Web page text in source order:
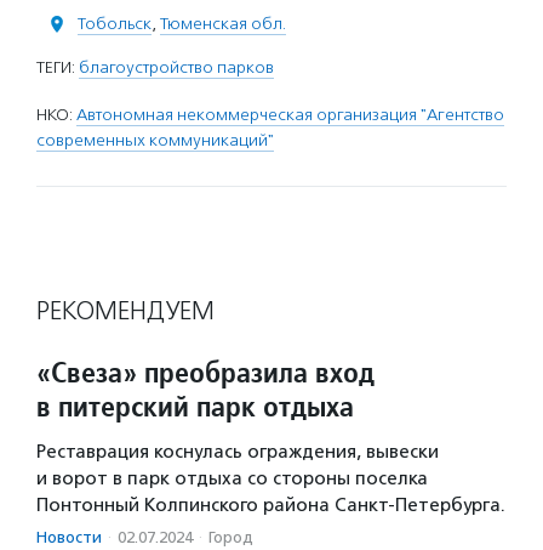
Тобольск, Тюменская обл.
ТЕГИ: благоустройство парков
НКО: Автономная некоммерческая организация "Агентство
современных коммуникаций"
РЕКОМЕНДУЕМ
«Свеза» преобразила вход
в питерский парк отдыха
Реставрация коснулась ограждения, вывески
и ворот в парк отдыха со стороны поселка
Понтонный Колпинского района Санкт-Петербурга.
Новости · 02.07.2024 · Город